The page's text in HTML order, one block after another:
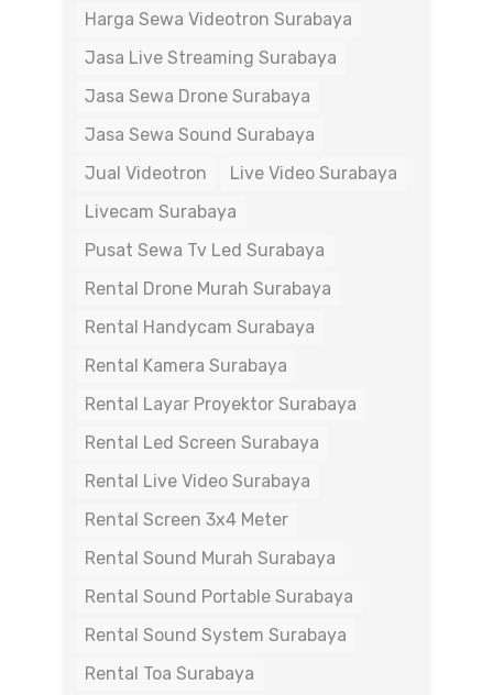
Harga Sewa Videotron Surabaya
Jasa Live Streaming Surabaya
Jasa Sewa Drone Surabaya
Jasa Sewa Sound Surabaya
Jual Videotron
Live Video Surabaya
Livecam Surabaya
Pusat Sewa Tv Led Surabaya
Rental Drone Murah Surabaya
Rental Handycam Surabaya
Rental Kamera Surabaya
Rental Layar Proyektor Surabaya
Rental Led Screen Surabaya
Rental Live Video Surabaya
Rental Screen 3x4 Meter
Rental Sound Murah Surabaya
Rental Sound Portable Surabaya
Rental Sound System Surabaya
Rental Toa Surabaya